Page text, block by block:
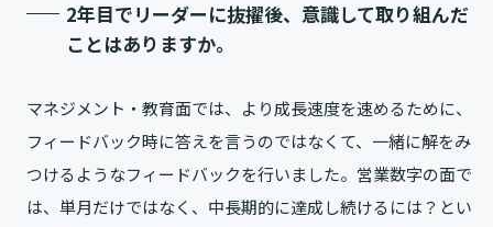
2年目でリーダーに抜擢後、意識して取り組んだ
ことはありますか。
マネジメント・教育面では、より成長速度を速めるために、
フィードバック時に答えを言うのではなくて、一緒に解をみ
つけるようなフィードバックを行いました。営業数字の面で
は、単月だけではなく、中長期的に達成し続けるには？とい